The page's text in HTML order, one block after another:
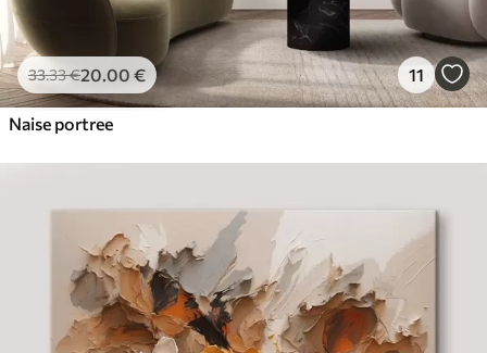
33.33€20.00 € 11
Naise portree